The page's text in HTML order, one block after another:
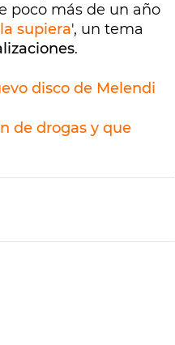
poco más de un año
supiera', un tema
.
disco de Melendi
de drogas y que